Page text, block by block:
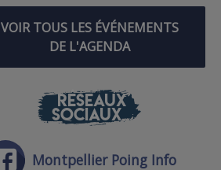
VOIR TOUS LES ÉVÉNEMENTS
DE L'AGENDA
RÉSEAUX
SOCIAUX
Montpellier Poing Info